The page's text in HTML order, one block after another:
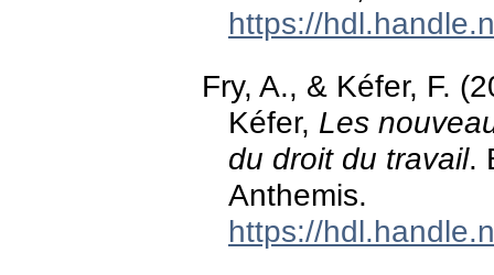
https://
Fry, A., & Kéfer, F.
Kéfer, Les
du droit du travail.
Anthemis.
https://